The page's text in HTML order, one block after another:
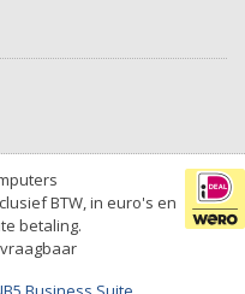
BTW, in euro's en
betaling.